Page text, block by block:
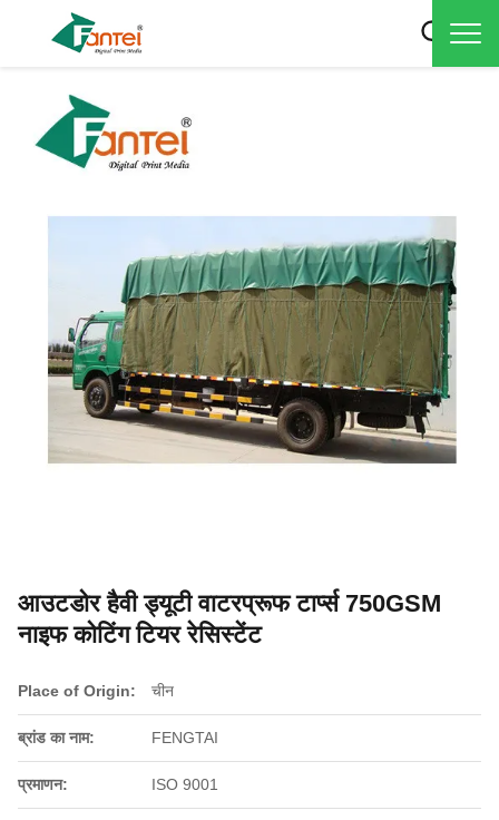
आउटडोर हैवी ड्यूटी वाटरप्रूफ टार्प्स 750GSM
नाइफ कोटिंग टियर रेसिस्टेंट
Place of Origin: चीन
ब्रांड का नाम: FENGTAI
प्रमाणन: ISO 9001